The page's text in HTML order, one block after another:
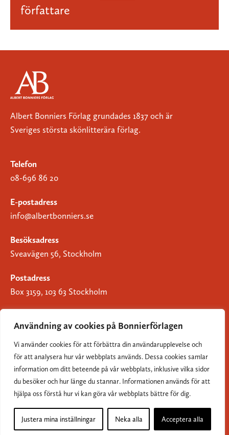
Användning av cookies på Bonnierförlagen
Vi använder cookies för att förbättra din användarupplevelse och
för att analysera hur vår webbplats används. Dessa cookies samlar
information om ditt beteende på vår webbplats, inklusive vilka sidor
du besöker och hur länge du stannar. Informationen används för att
hjälpa oss förstå hur vi kan göra vår webbplats bättre för dig.
Justera mina inställningar Neka alla Acceptera alla
författare
Albert Bonniers Förlag grundades 1837 och är
Sveriges största skönlitterära förlag.
Telefon
08-696 86 20
E-postadress
info@albertbonniers.se
Besöksadress
Sveavägen 56, Stockholm
Postadress
Box 3159, 103 63 Stockholm
Om Bonnierförlagen
Cookies
Integritetspolicy